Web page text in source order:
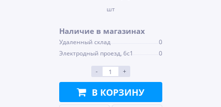
шт
Наличие в магазинах
Удаленный склад
0
Электродный проезд, 6с1
0
- +
В КОРЗИНУ